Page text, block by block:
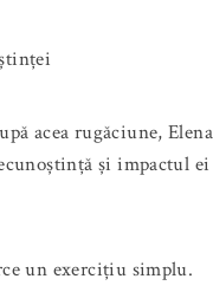
acea rugăciune,
și impactul
un exercițiu simplu.